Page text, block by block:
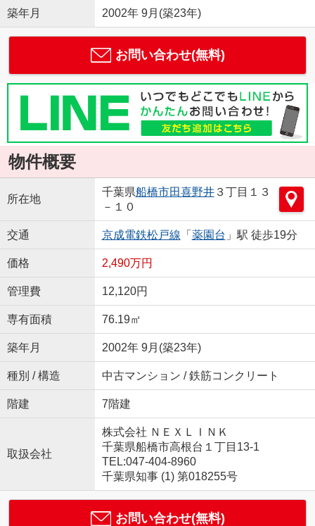
築年月 2002年 9月(築23年)
お問い合わせ(無料)
物件概要
所在地
千葉県船橋市田喜野井３丁目１３
－１０
交通 京成電鉄松戸線 「 薬園台 」駅 徒歩19分
価格 2,490万円
管理費 12,120円
専有面積 76.19㎡
築年月 2002年 9月(築23年)
種別 / 構造 中古マンション / 鉄筋コンクリート
階建 7階建
取扱会社
株式会社 ＮＥＸＬＩＮＫ
千葉県船橋市高根台１丁目13-1
TEL:047-404-8960
千葉県知事 (1) 第018255号
お問い合わせ(無料)